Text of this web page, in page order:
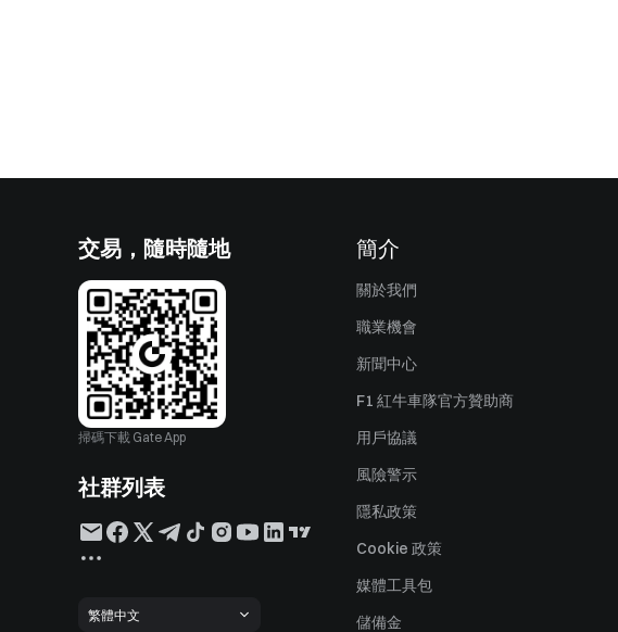
交易，隨時隨地
掃碼下載 Gate App
社群列表
繁體中文
簡介
關於我們
職業機會
新聞中心
F1 紅牛車隊官方贊助商
用戶協議
風險警示
隱私政策
Cookie 政策
媒體工具包
儲備金